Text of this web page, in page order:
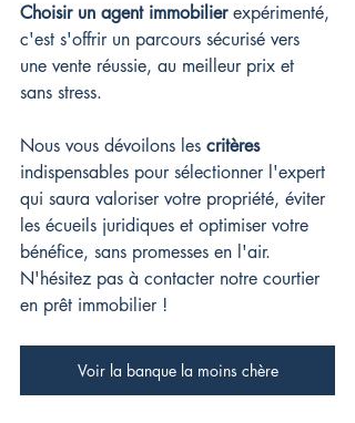
Choisir un agent immobilier expérimenté,
c'est s'offrir un parcours sécurisé vers
une vente réussie, au meilleur prix et
sans stress.
Nous vous dévoilons les critères
indispensables pour sélectionner l'expert
qui saura valoriser votre propriété, éviter
les écueils juridiques et optimiser votre
bénéfice, sans promesses en l'air.
N'hésitez pas à contacter notre courtier
en prêt immobilier !
Voir la banque la moins chère